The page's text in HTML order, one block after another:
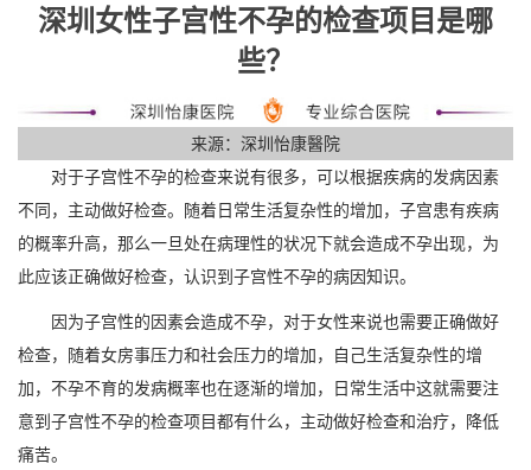
深圳女性子宫性不孕的检查项目是哪
些？
来源：深圳怡康醫院
对于子宫性不孕的检查来说有很多，可以根据疾病的发病因素
不同，主动做好检查。随着日常生活复杂性的增加，子宫患有疾病
的概率升高，那么一旦处在病理性的状况下就会造成不孕出现，为
此应该正确做好检查，认识到子宫性不孕的病因知识。
因为子宫性的因素会造成不孕，对于女性来说也需要正确做好
检查，随着女房事压力和社会压力的增加，自己生活复杂性的增
加，不孕不育的发病概率也在逐渐的增加，日常生活中这就需要注
意到子宫性不孕的检查项目都有什么，主动做好检查和治疗，降低
痛苦。